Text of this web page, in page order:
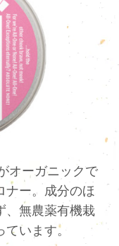
オーガニックで
ナー。成分のほ
、無農薬有機栽
ています。